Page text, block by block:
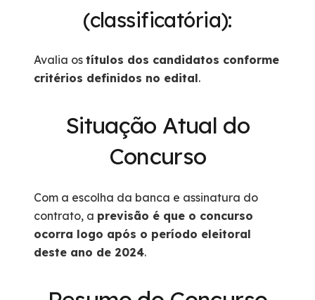
(classificatória):
Avalia os títulos dos candidatos conforme
critérios definidos no edital.
Situação Atual do
Concurso
Com a escolha da banca e assinatura do
contrato, a previsão é que o concurso
ocorra logo após o período eleitoral
deste ano de 2024.